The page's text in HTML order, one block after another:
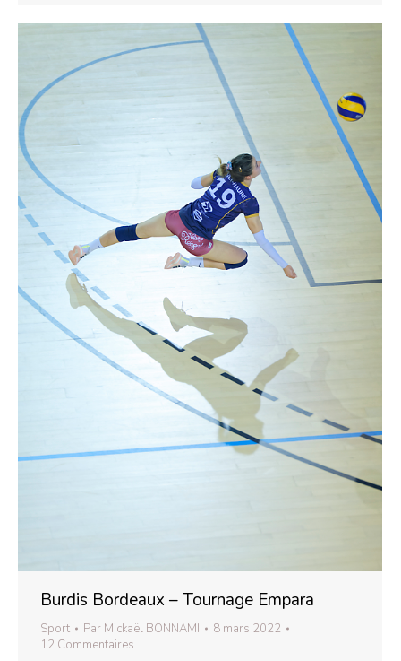
Burdis Bordeaux – Tournage Empara
Sport Par Mickaël BONNAMI
8 mars 2022
12 Commentaires